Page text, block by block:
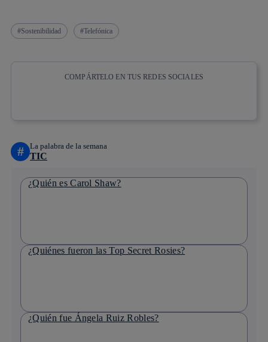
Sostenibilidad Telefónica
COMPÁRTELO EN TUS REDES SOCIALES
# La palabra de la semana
TIC
¿Quién es Carol Shaw?
¿Quiénes fueron las Top Secret Rosies?
¿Quién fue Ángela Ruiz Robles?